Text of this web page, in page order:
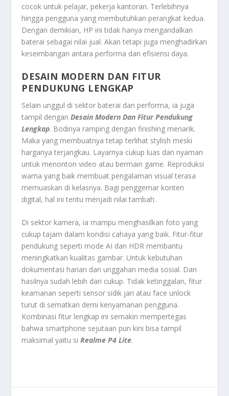
cocok untuk pelajar, pekerja kantoran. Terlebihnya
hingga pengguna yang membutuhkan perangkat kedua.
Dengan demikian, HP ini tidak hanya mengandalkan
baterai sebagai nilai jual. Akan tetapi juga menghadirkan
keseimbangan antara performa dan efisiensi daya.
DESAIN MODERN DAN FITUR
PENDUKUNG LENGKAP
Selain unggul di sektor baterai dan performa, ia juga
tampil denganDesain Modern Dan Fitur Pendukung
Lengkap. Bodinya ramping dengan finishing menarik.
Maka yang membuatnya tetap terlihat stylish meski
harganya terjangkau. Layarnya cukup luas dan nyaman
untuk menonton video atau bermain game. Reproduksi
warna yang baik membuat pengalaman visual terasa
memuaskan di kelasnya. Bagi penggemar konten
digital, hal ini tentu menjadi nilai tambah.
Di sektor kamera, ia mampu menghasilkan foto yang
cukup tajam dalam kondisi cahaya yang baik. Fitur-fitur
pendukung seperti mode AI dan HDR membantu
meningkatkan kualitas gambar. Untuk kebutuhan
dokumentasi harian dan unggahan media sosial. Dan
hasilnya sudah lebih dari cukup. Tidak ketinggalan, fitur
keamanan seperti sensor sidik jari atau face unlock
turut di sematkan demi kenyamanan pengguna.
Kombinasi fitur lengkap ini semakin mempertegas
bahwa smartphone sejutaan pun kini bisa tampil
maksimal yaitu siRealme P4 Lite.